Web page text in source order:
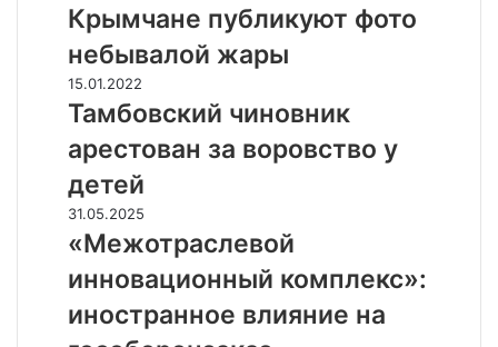
о
с
о
в
е
т
е
е
л
а
ь
и
р
м
ч
а
е
п
у
б
л
к
у
Крымчане публикуют фото
небывалой жары
Т
а
б
о
в
с
к
и
й
ч
15.01.2022
Тамбовский чиновник
арестован за воровство у
детей
«
М
ж
о
31.05.2025
«Межотраслевой
инновационный комплекс»:
иностранное влияние на